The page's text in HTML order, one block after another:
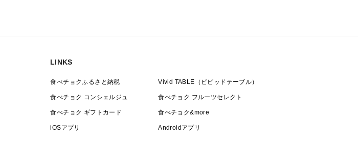
LINKS
食べチョクふるさと納税 Vivid TABLE（ビビッドテーブル）
食べチョク コンシェルジュ 食べチョク フルーツセレクト
食べチョク ギフトカード 食べチョク&more
iOSアプリ Androidアプリ